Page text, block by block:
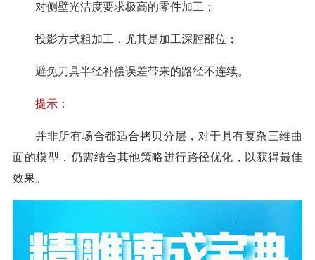
对侧壁光洁度要求极高的零件加工；
投影方式粗加工，尤其是加工深腔部位；
避免刀具半径补偿误差带来的路径不连续。
提示：
并非所有场合都适合拷贝分层，对于具有复杂三维曲
面的模型，仍需结合其他策略进行路径优化，以获得最佳
效果。